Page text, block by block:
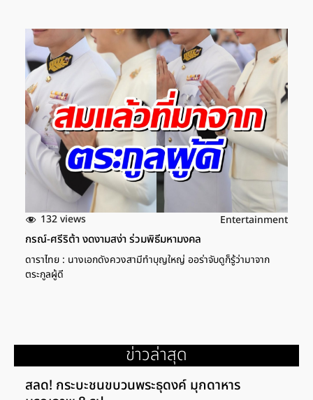
132 views Entertainment
กรณ์-ศรีริต้า งดงามสง่า ร่วมพิธีมหามงคล
ดาราไทย : นางเอกดังควงสามีทำบุญใหญ่ ออร่าจับดูก็รู้ว่ามาจาก
ตระกูลผู้ดี
ข่าวล่าสุด
สลด! กระบะชนขบวนพระธุดงค์ มุกดาหาร